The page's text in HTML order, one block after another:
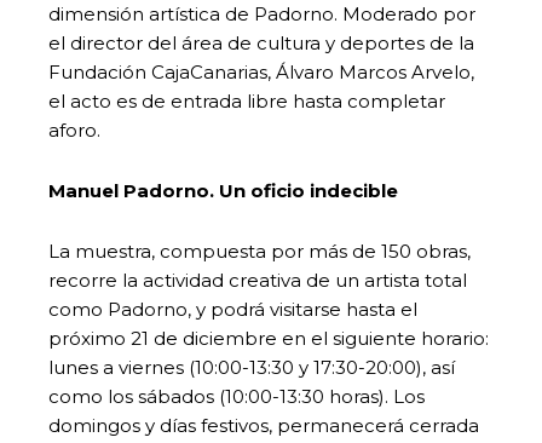
dimensión artística de Padorno. Moderado por
el director del área de cultura y deportes de la
Fundación CajaCanarias, Álvaro Marcos Arvelo,
el acto es de entrada libre hasta completar
aforo.
Manuel Padorno. Un oficio indecible
La muestra, compuesta por más de 150 obras,
recorre la actividad creativa de un artista total
como Padorno, y podrá visitarse hasta el
próximo 21 de diciembre en el siguiente horario:
lunes a viernes (10:00-13:30 y 17:30-20:00), así
como los sábados (10:00-13:30 horas). Los
domingos y días festivos, permanecerá cerrada